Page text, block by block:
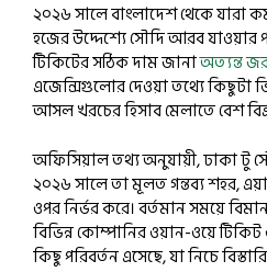
২০২৬ সালে বাংলাদেশ থেকে যারা
হজের উদ্দেশ্যে সৌদি আরব যাওয়ার
টিকিটের সঠিক দাম জানাঅত্যন্ত
এজেন্সিগুলোর দেওয়া তথ্যে কিছুটা
আসল খরচের হিসাব মেলাতে বেশ
অফিসিয়াল তথ্য অনুযায়ী, ঢাকা টু
২০২৬ সালে তা মূলত গন্তব্য শহর,
ওপর নির্ভর করে। বর্তমান সময়ে
বিভিন্ন কোম্পানির ওয়ান-ওয়ে টিকিট
কিছু পরিবর্তন এসেছে, যা নিচে